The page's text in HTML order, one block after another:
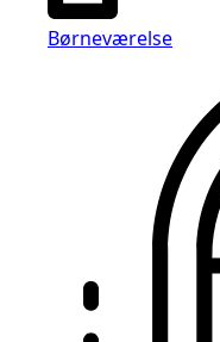
Børneværelse